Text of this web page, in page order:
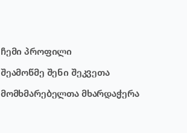
ჩემი პროფილი
შეამოწმე შენი შეკვეთა
მომხმარებელთა მხარდაჭერა